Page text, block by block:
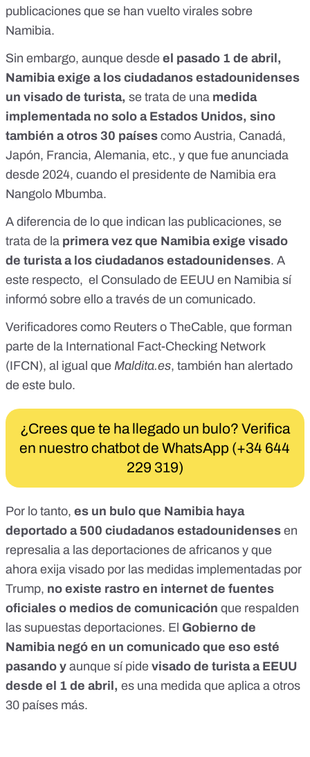
publicaciones que se han vuelto virales sobre
Namibia.
Sin embargo, aunque desde el pasado 1 de abril,
Namibia exige a los ciudadanos estadounidenses
un visado de turista, se trata de una medida
implementada no solo a Estados Unidos, sino
también a otros 30 países como Austria, Canadá,
Japón, Francia, Alemania, etc., y que fue anunciada
desde 2024, cuando el presidente de Namibia era
Nangolo Mbumba.
A diferencia de lo que indican las publicaciones, se
trata de la primera vez que Namibia exige visado
de turista a los ciudadanos estadounidenses. A
este respecto, el Consulado de EEUU en Namibia sí
informó sobre ello a través de un comunicado.
Verificadores como Reuters o TheCable, que forman
parte de la International Fact-Checking Network
(IFCN), al igual que Maldita.es, también han alertado
de este bulo.
¿Crees que te ha llegado un bulo? Verifica
en nuestro chatbot de WhatsApp (+34 644
229 319)
Por lo tanto, es un bulo que Namibia haya
deportado a 500 ciudadanos estadounidenses en
represalia a las deportaciones de africanos y que
ahora exija visado por las medidas implementadas por
Trump, no existe rastro en internet de fuentes
oficiales o medios de comunicación que respalden
las supuestas deportaciones. El Gobierno de
Namibia negó en un comunicado que eso esté
pasando y aunque sí pide visado de turista a EEUU
desde el 1 de abril, es una medida que aplica a otros
30 países más.